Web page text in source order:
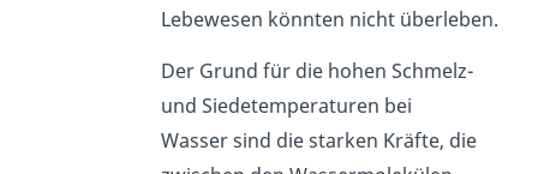
Lebewesen könnten nicht überleben.
Der Grund für die hohen Schmelz-
und Siedetemperaturen bei
Wasser sind die starken Kräfte, die